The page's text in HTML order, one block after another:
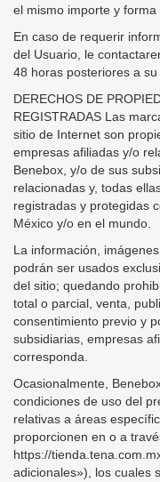
el mismo importe y forma
En caso de requerir
del Usuario, le
48 horas posteriores a su
DERECHOS DE
REGISTRADAS Las
sitio de Internet son
empresas afiliadas y/o
Benebox, y/o de sus
relacionadas y, todas
registradas y protegidas
México y/o en el mundo.
La información,
podrán ser usados
del sitio; quedando
total o parcial, venta,
consentimiento previo y
subsidiarias, empresas
corresponda.
Ocasionalmente,
condiciones de uso del
relativas a áreas
proporcionen en o a
https://
adicionales»), los cuales